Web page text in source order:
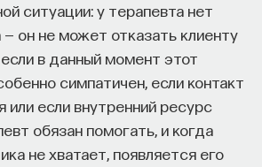
ситуации: у терапевта нет
он не может отказать клиенту
в данный момент этот
симпатичен, если контакт
или если внутренний ресурс
обязан помогать, и когда
не хватает, появляется его